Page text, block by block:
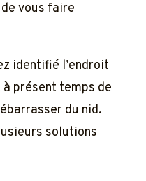
vous faire
identifié l’endroit
présent temps de
du nid.
solutions